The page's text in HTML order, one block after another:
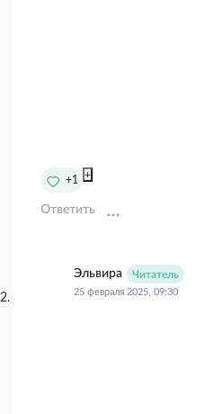
+1 +
Ответить
Эльвира Читатель
25 февраля 2025, 09:30